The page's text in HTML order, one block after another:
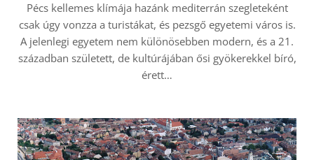
Pécs kellemes klímája hazánk mediterrán szegleteként
csak úgy vonzza a turistákat, és pezsgő egyetemi város is.
A jelenlegi egyetem nem különösebben modern, és a 21.
században született, de kultúrájában ősi gyökerekkel bíró,
érett…